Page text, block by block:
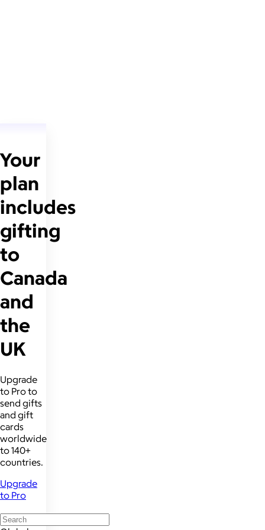
Your
plan
includes
gifting
to
Canada
and
the
UK
Upgrade
to Pro to
send gifts
and gift
cards
worldwide
to 140+
countries.
Upgrade
to Pro